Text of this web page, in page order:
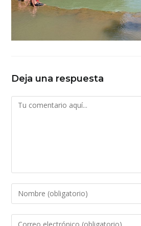
Deja una respuesta
Comentario
Introduce
tu
nombre
Introduce